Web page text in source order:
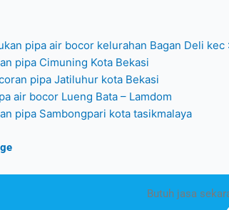
pipa air bocor kelurahan Bagan Deli kec
pipa Cimuning Kota Bekasi
pipa Jatiluhur kota Bekasi
air bocor Lueng Bata – Lamdom
pipa Sambongpari kota tasikmalaya
Butuh jasa